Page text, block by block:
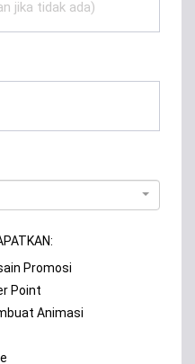
Promosi
Point
Animasi